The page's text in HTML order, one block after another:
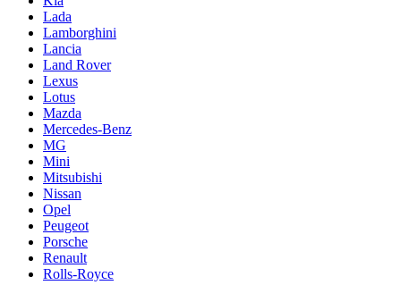
Lada
Lamborghini
Lancia
Land Rover
Lexus
Lotus
Mazda
Mercedes-Benz
MG
Mini
Mitsubishi
Nissan
Opel
Peugeot
Porsche
Renault
Rolls-Royce